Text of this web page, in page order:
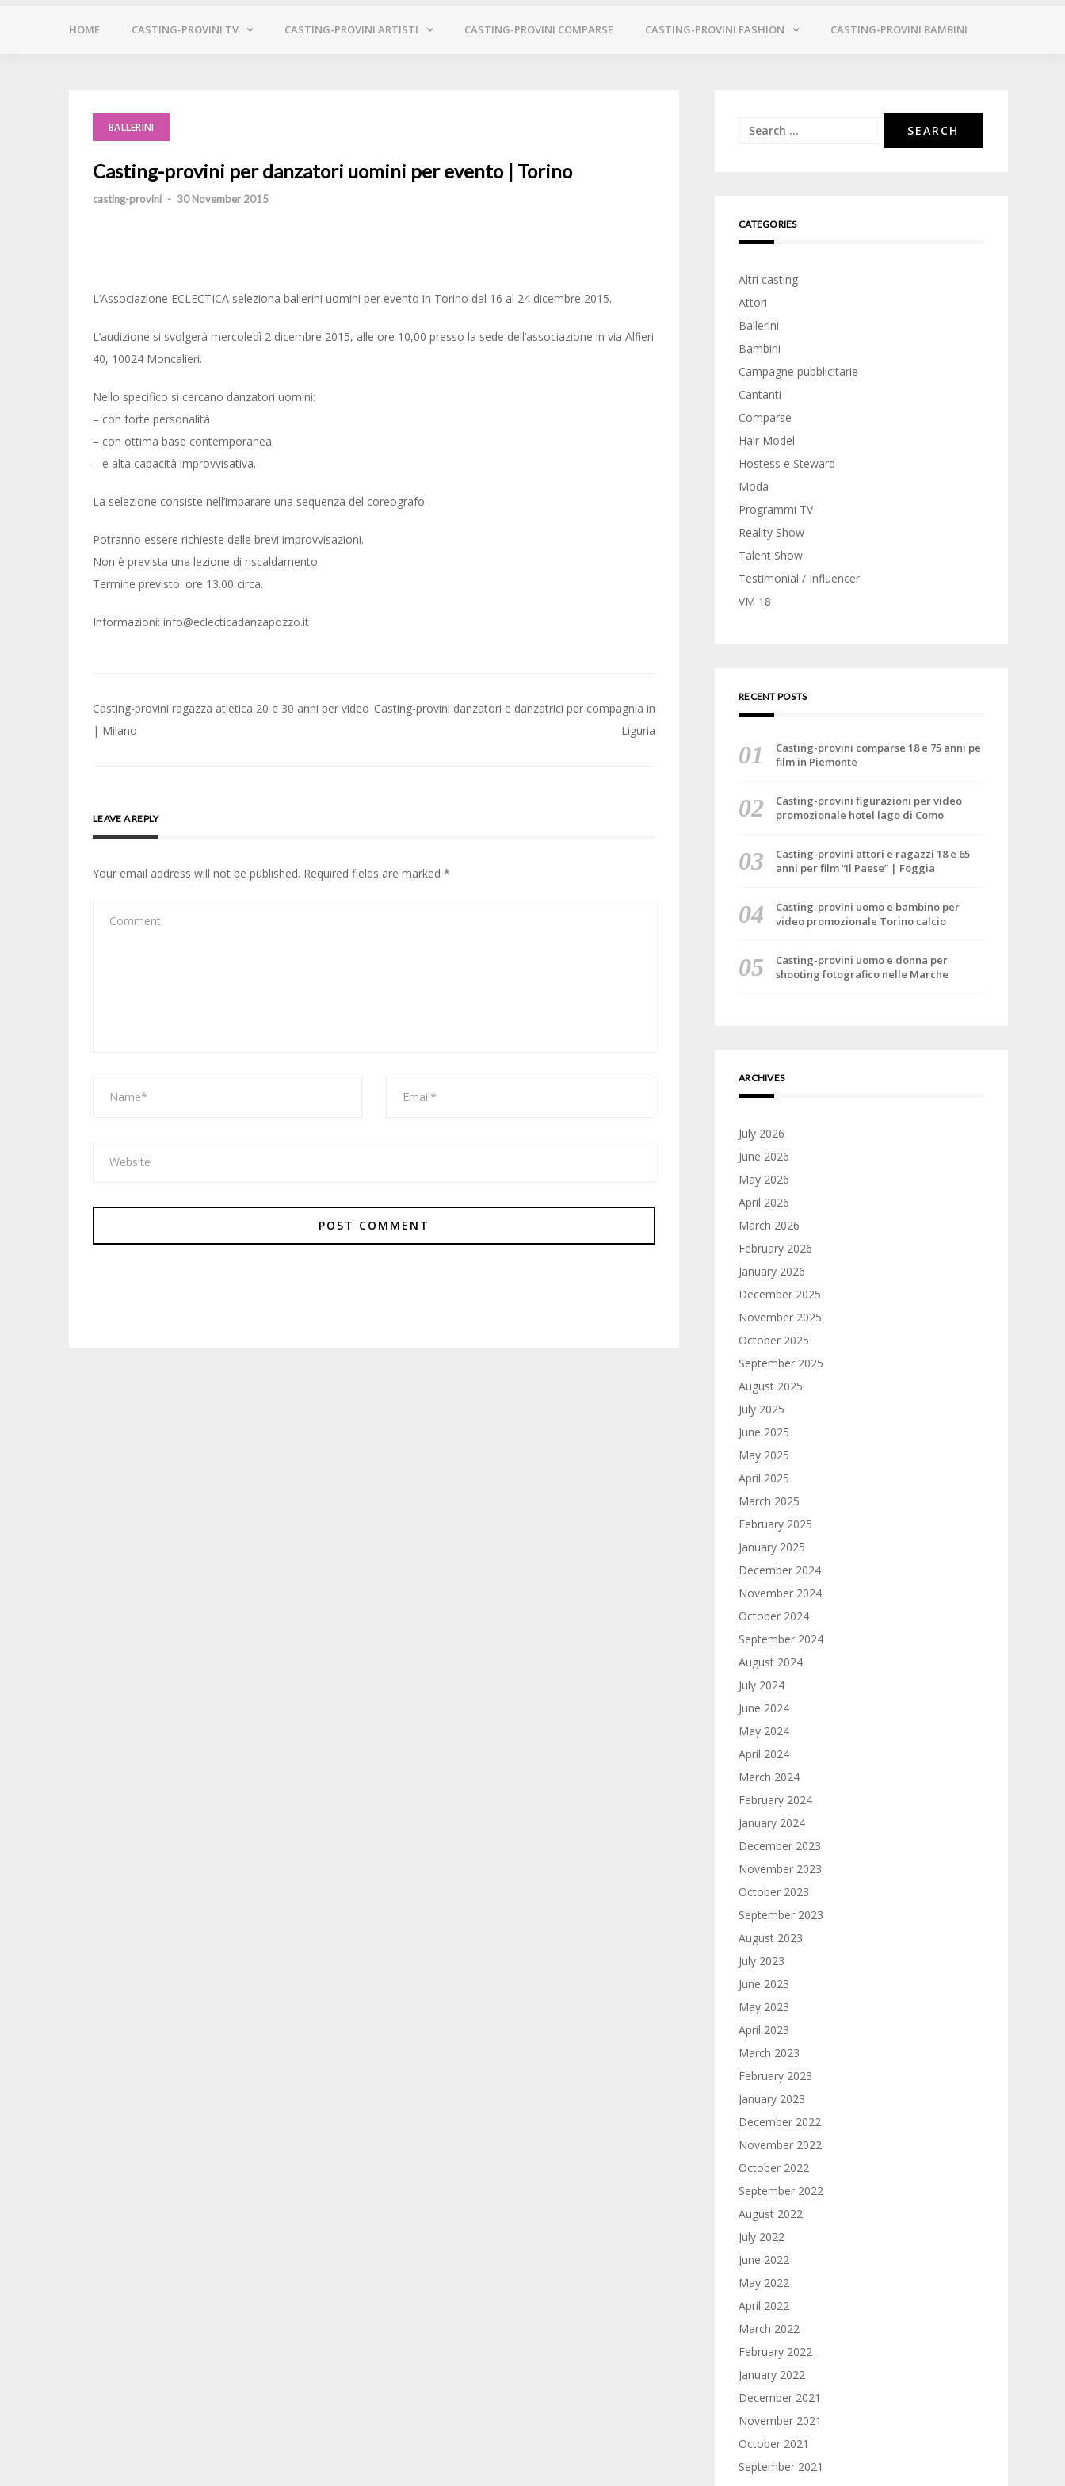
HOME CASTING-PROVINI TV CASTING-PROVINI ARTISTI CASTING-PROVINI COMPARSE CASTING-PROVINI FASHION CASTING-PROVINI BAMBINI
BALLERINI
Casting-provini per danzatori uomini per evento | Torino
casting-provini - 30 November 2015
L’Associazione ECLECTICA seleziona ballerini uomini per evento in Torino dal 16 al 24 dicembre 2015.
L’audizione si svolgerà mercoledì 2 dicembre 2015, alle ore 10,00 presso la sede dell’associazione in via Alfieri
40, 10024 Moncalieri.
Nello specifico si cercano danzatori uomini:
– con forte personalità
– con ottima base contemporanea
– e alta capacità improvvisativa.
La selezione consiste nell’imparare una sequenza del coreografo.
Potranno essere richieste delle brevi improvvisazioni.
Non è prevista una lezione di riscaldamento.
Termine previsto: ore 13.00 circa.
Informazioni: info@eclecticadanzapozzo.it
Post
navigation
Casting-provini ragazza atletica 20 e 30 anni per video
| Milano
Casting-provini danzatori e danzatrici per compagnia in
Liguria
LEAVE A REPLY
Your email address will not be published. Required fields are marked *
Search
CATEGORIES
Altri casting
Attori
Ballerini
Bambini
Campagne pubblicitarie
Cantanti
Comparse
Hair Model
Hostess e Steward
Moda
Programmi TV
Reality Show
Talent Show
Testimonial / Influencer
VM 18
RECENT POSTS
Casting-provini comparse 18 e 75 anni pe
film in Piemonte
Casting-provini figurazioni per video
promozionale hotel lago di Como
Casting-provini attori e ragazzi 18 e 65
anni per film “Il Paese” | Foggia
Casting-provini uomo e bambino per
video promozionale Torino calcio
Casting-provini uomo e donna per
shooting fotografico nelle Marche
ARCHIVES
July 2026
June 2026
May 2026
April 2026
March 2026
February 2026
January 2026
December 2025
November 2025
October 2025
September 2025
August 2025
July 2025
June 2025
May 2025
April 2025
March 2025
February 2025
January 2025
December 2024
November 2024
October 2024
September 2024
August 2024
July 2024
June 2024
May 2024
April 2024
March 2024
February 2024
January 2024
December 2023
November 2023
October 2023
September 2023
August 2023
July 2023
June 2023
May 2023
April 2023
March 2023
February 2023
January 2023
December 2022
November 2022
October 2022
September 2022
August 2022
July 2022
June 2022
May 2022
April 2022
March 2022
February 2022
January 2022
December 2021
November 2021
October 2021
September 2021